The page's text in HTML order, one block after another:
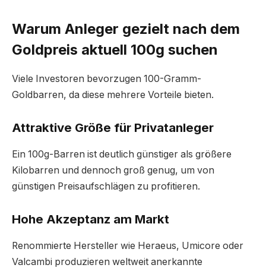
Warum Anleger gezielt nach dem
Goldpreis aktuell 100g suchen
Viele Investoren bevorzugen 100-Gramm-
Goldbarren, da diese mehrere Vorteile bieten.
Attraktive Größe für Privatanleger
Ein 100g-Barren ist deutlich günstiger als größere
Kilobarren und dennoch groß genug, um von
günstigen Preisaufschlägen zu profitieren.
Hohe Akzeptanz am Markt
Renommierte Hersteller wie Heraeus, Umicore oder
Valcambi produzieren weltweit anerkannte